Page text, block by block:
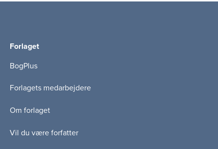
Forlaget
BogPlus
Forlagets medarbejdere
Om forlaget
Vil du være forfatter